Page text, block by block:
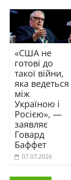
«США не
готові до
такої війни,
яка ведеться
між
Україною і
Росією», —
заявляє
Говард
Баффет
07.07.2026